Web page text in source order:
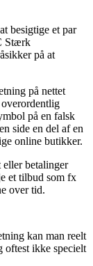
besigtige et par
Stærk
på at
på nettet
overordentlig
på en falsk
side en del af en
online butikker.
betalinger
et tilbud som fx
over tid.
kan man reelt
oftest ikke specielt